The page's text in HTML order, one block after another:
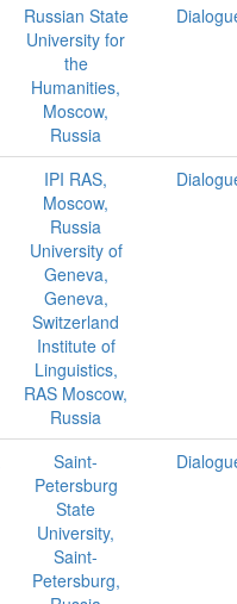
Russian State
University for
the
Humanities,
Moscow,
Russia
IPI RAS,
Moscow,
Russia
University of
Geneva,
Geneva,
Switzerland
Institute of
Linguistics,
RAS Moscow,
Russia
Saint-
Petersburg
State
University,
Saint-
Petersburg,